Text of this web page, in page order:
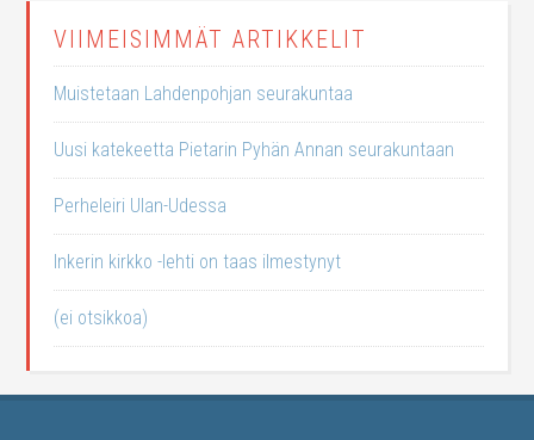
VIIMEISIMMÄT ARTIKKELIT
Muistetaan Lahdenpohjan seurakuntaa
Uusi katekeetta Pietarin Pyhän Annan seurakuntaan
Perheleiri Ulan-Udessa
Inkerin kirkko -lehti on taas ilmestynyt
(ei otsikkoa)